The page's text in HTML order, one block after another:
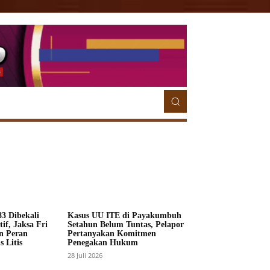
Dibekali
Jaksa Fri
Peran
Litis
Kasus UU ITE di Payakumbuh
Setahun Belum Tuntas, Pelapor
Pertanyakan Komitmen
Penegakan Hukum
28 Juli 2026